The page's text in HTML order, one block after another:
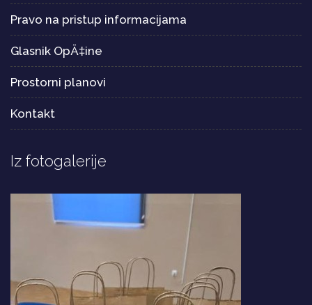
Pravo na pristup informacijama
Glasnik OpÄ‡ine
Prostorni planovi
Kontakt
Iz fotogalerije